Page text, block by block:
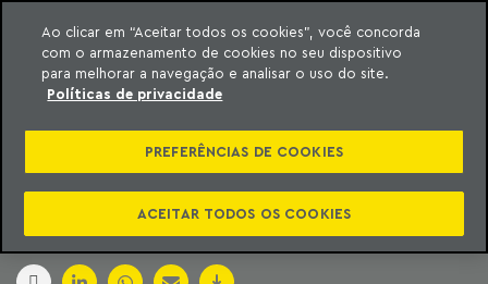
o conteúdo
Machado Meyer
DECISÃO
EMBLEMÁTICA
Ao clicar em “Aceitar todos os cookies”, você concorda
com o armazenamento de cookies no seu dispositivo
para melhorar a navegação e analisar o uso do site.
Políticas de privacidade
PREFERÊNCIAS DE COOKIES
ACEITAR TODOS OS COOKIES